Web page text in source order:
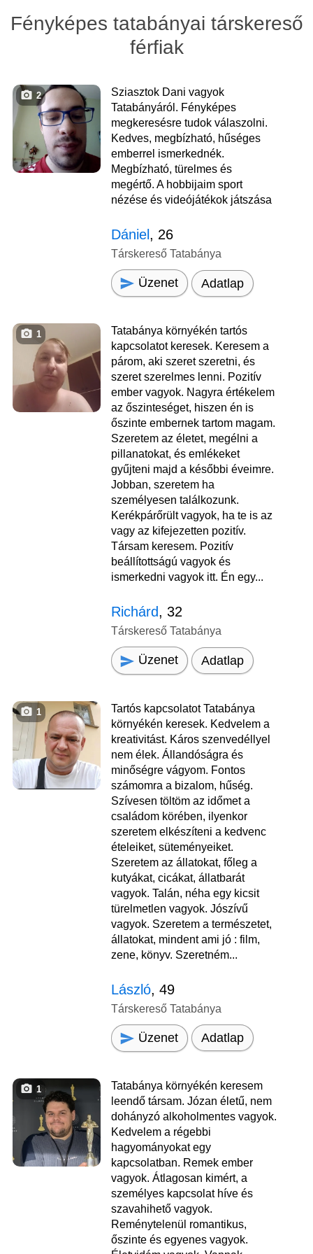
Fényképes tatabányai társkereső
férfiak
2
Sziasztok Dani vagyok
Tatabányáról. Fényképes
megkeresésre tudok válaszolni.
Kedves, megbízható, hűséges
emberrel ismerkednék.
Megbízható, türelmes és
megértő. A hobbijaim sport
nézése és videójátékok játszása
Dániel , 26
Társkereső Tatabánya
Üzenet Adatlap
1
Tatabánya környékén tartós
kapcsolatot keresek. Keresem a
párom, aki szeret szeretni, és
szeret szerelmes lenni. Pozitív
ember vagyok. Nagyra értékelem
az őszinteséget, hiszen én is
őszinte embernek tartom magam.
Szeretem az életet, megélni a
pillanatokat, és emlékeket
gyűjteni majd a későbbi éveimre.
Jobban, szeretem ha
személyesen találkozunk.
Kerékpárőrült vagyok, ha te is az
vagy az kifejezetten pozitív.
Társam keresem. Pozitív
beállítottságú vagyok és
ismerkedni vagyok itt. Én egy...
Richárd, 32
Társkereső Tatabánya
Üzenet Adatlap
1
Tartós kapcsolatot Tatabánya
környékén keresek. Kedvelem a
kreativitást. Káros szenvedéllyel
nem élek. Állandóságra és
minőségre vágyom. Fontos
számomra a bizalom, hűség.
Szívesen töltöm az időmet a
családom körében, ilyenkor
szeretem elkészíteni a kedvenc
ételeiket, süteményeiket.
Szeretem az állatokat, főleg a
kutyákat, cicákat, állatbarát
vagyok. Talán, néha egy kicsit
türelmetlen vagyok. Jószívű
vagyok. Szeretem a természetet,
állatokat, mindent ami jó : film,
zene, könyv. Szeretném...
László, 49
Társkereső Tatabánya
Üzenet Adatlap
1
Tatabánya környékén keresem
leendő társam. Józan életű, nem
dohányzó alkoholmentes vagyok.
Kedvelem a régebbi
hagyományokat egy
kapcsolatban. Remek ember
vagyok. Átlagosan kimért, a
személyes kapcsolat híve és
szavahihető vagyok.
Reménytelenül romantikus,
őszinte és egyenes vagyok.